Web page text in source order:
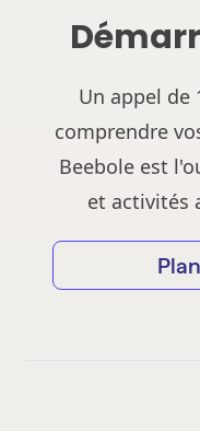
Un appel de
comprendre
Beebole est
et activités